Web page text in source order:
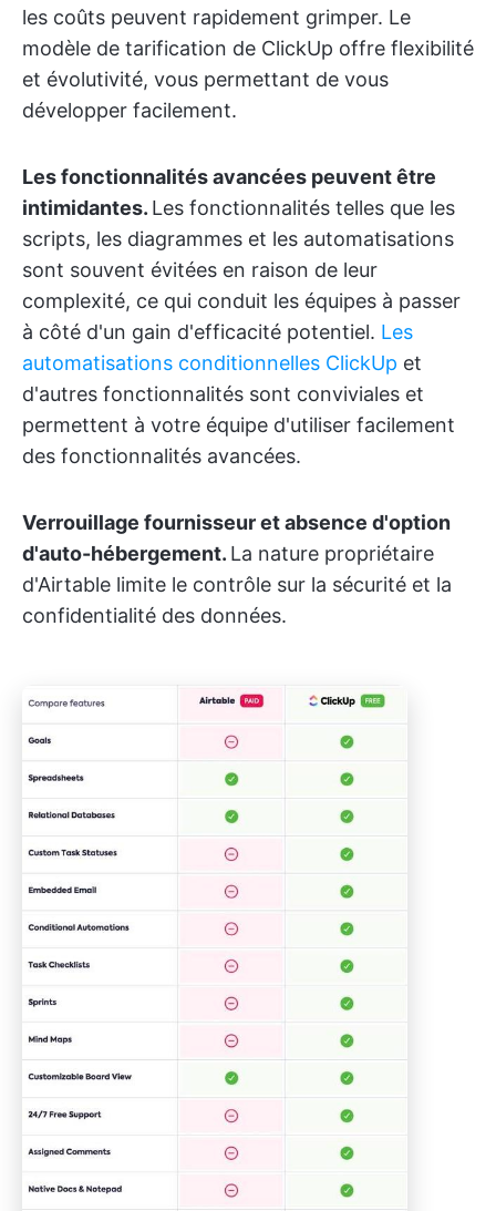
les coûts peuvent rapidement grimper. Le
modèle de tarification de ClickUp offre flexibilité
et évolutivité, vous permettant de vous
développer facilement.
Les fonctionnalités avancées peuvent être
intimidantes. Les fonctionnalités telles que les
scripts, les diagrammes et les automatisations
sont souvent évitées en raison de leur
complexité, ce qui conduit les équipes à passer
à côté d'un gain d'efficacité potentiel. Les
automatisations conditionnelles ClickUp et
d'autres fonctionnalités sont conviviales et
permettent à votre équipe d'utiliser facilement
des fonctionnalités avancées.
Verrouillage fournisseur et absence d'option
d'auto-hébergement. La nature propriétaire
d'Airtable limite le contrôle sur la sécurité et la
confidentialité des données.